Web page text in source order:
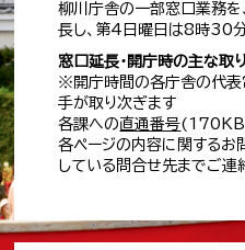
柳川庁舎の一部窓口業務
長し、第4日曜日は8時30
窓口延長・開庁時の主な取
※開庁時間の各庁舎の代表
手が取り次ぎます
各課への直通番号
各ページの内容に関するお
している問合せ先までご連